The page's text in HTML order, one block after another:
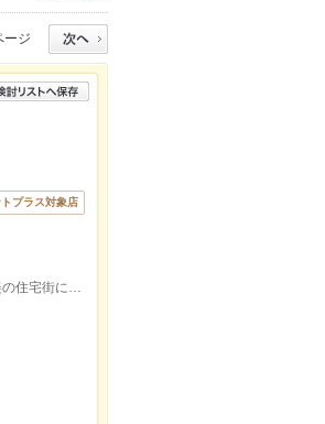
ージ
プラス対象店
JR松山駅から徒歩約15分、伊予鉄衣山駅から徒歩約10分。松山市朝美の住宅街にあり、駐車場も完備しています。